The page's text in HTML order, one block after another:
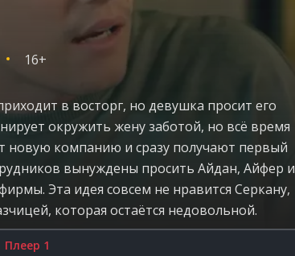
16+
в восторг, но девушка просит его
окружить жену заботой, но всё время
новую компанию и сразу получают первый
вынуждены просить Айдан, Айфер и
Эта идея совсем не нравится Серкану,
которая остаётся недовольной.
Плеер 1